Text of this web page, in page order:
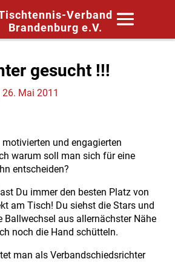
Verband
Brandenburg e.V.
gesucht !!!
26. Mai 2011
und engagierten
warum soll man sich für eine
entscheiden?
Du immer den besten Platz von
am Tisch! Du siehst die Stars und
Ballwechsel aus allernächster Nähe
noch die Hand schütteln.
man als Verbandschiedsrichter